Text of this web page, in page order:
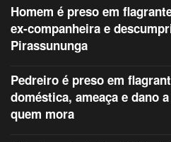
Homem é preso em
ex-companheira e
Pirassununga
Pedreiro é preso em
doméstica, ameaça e dano
quem mora